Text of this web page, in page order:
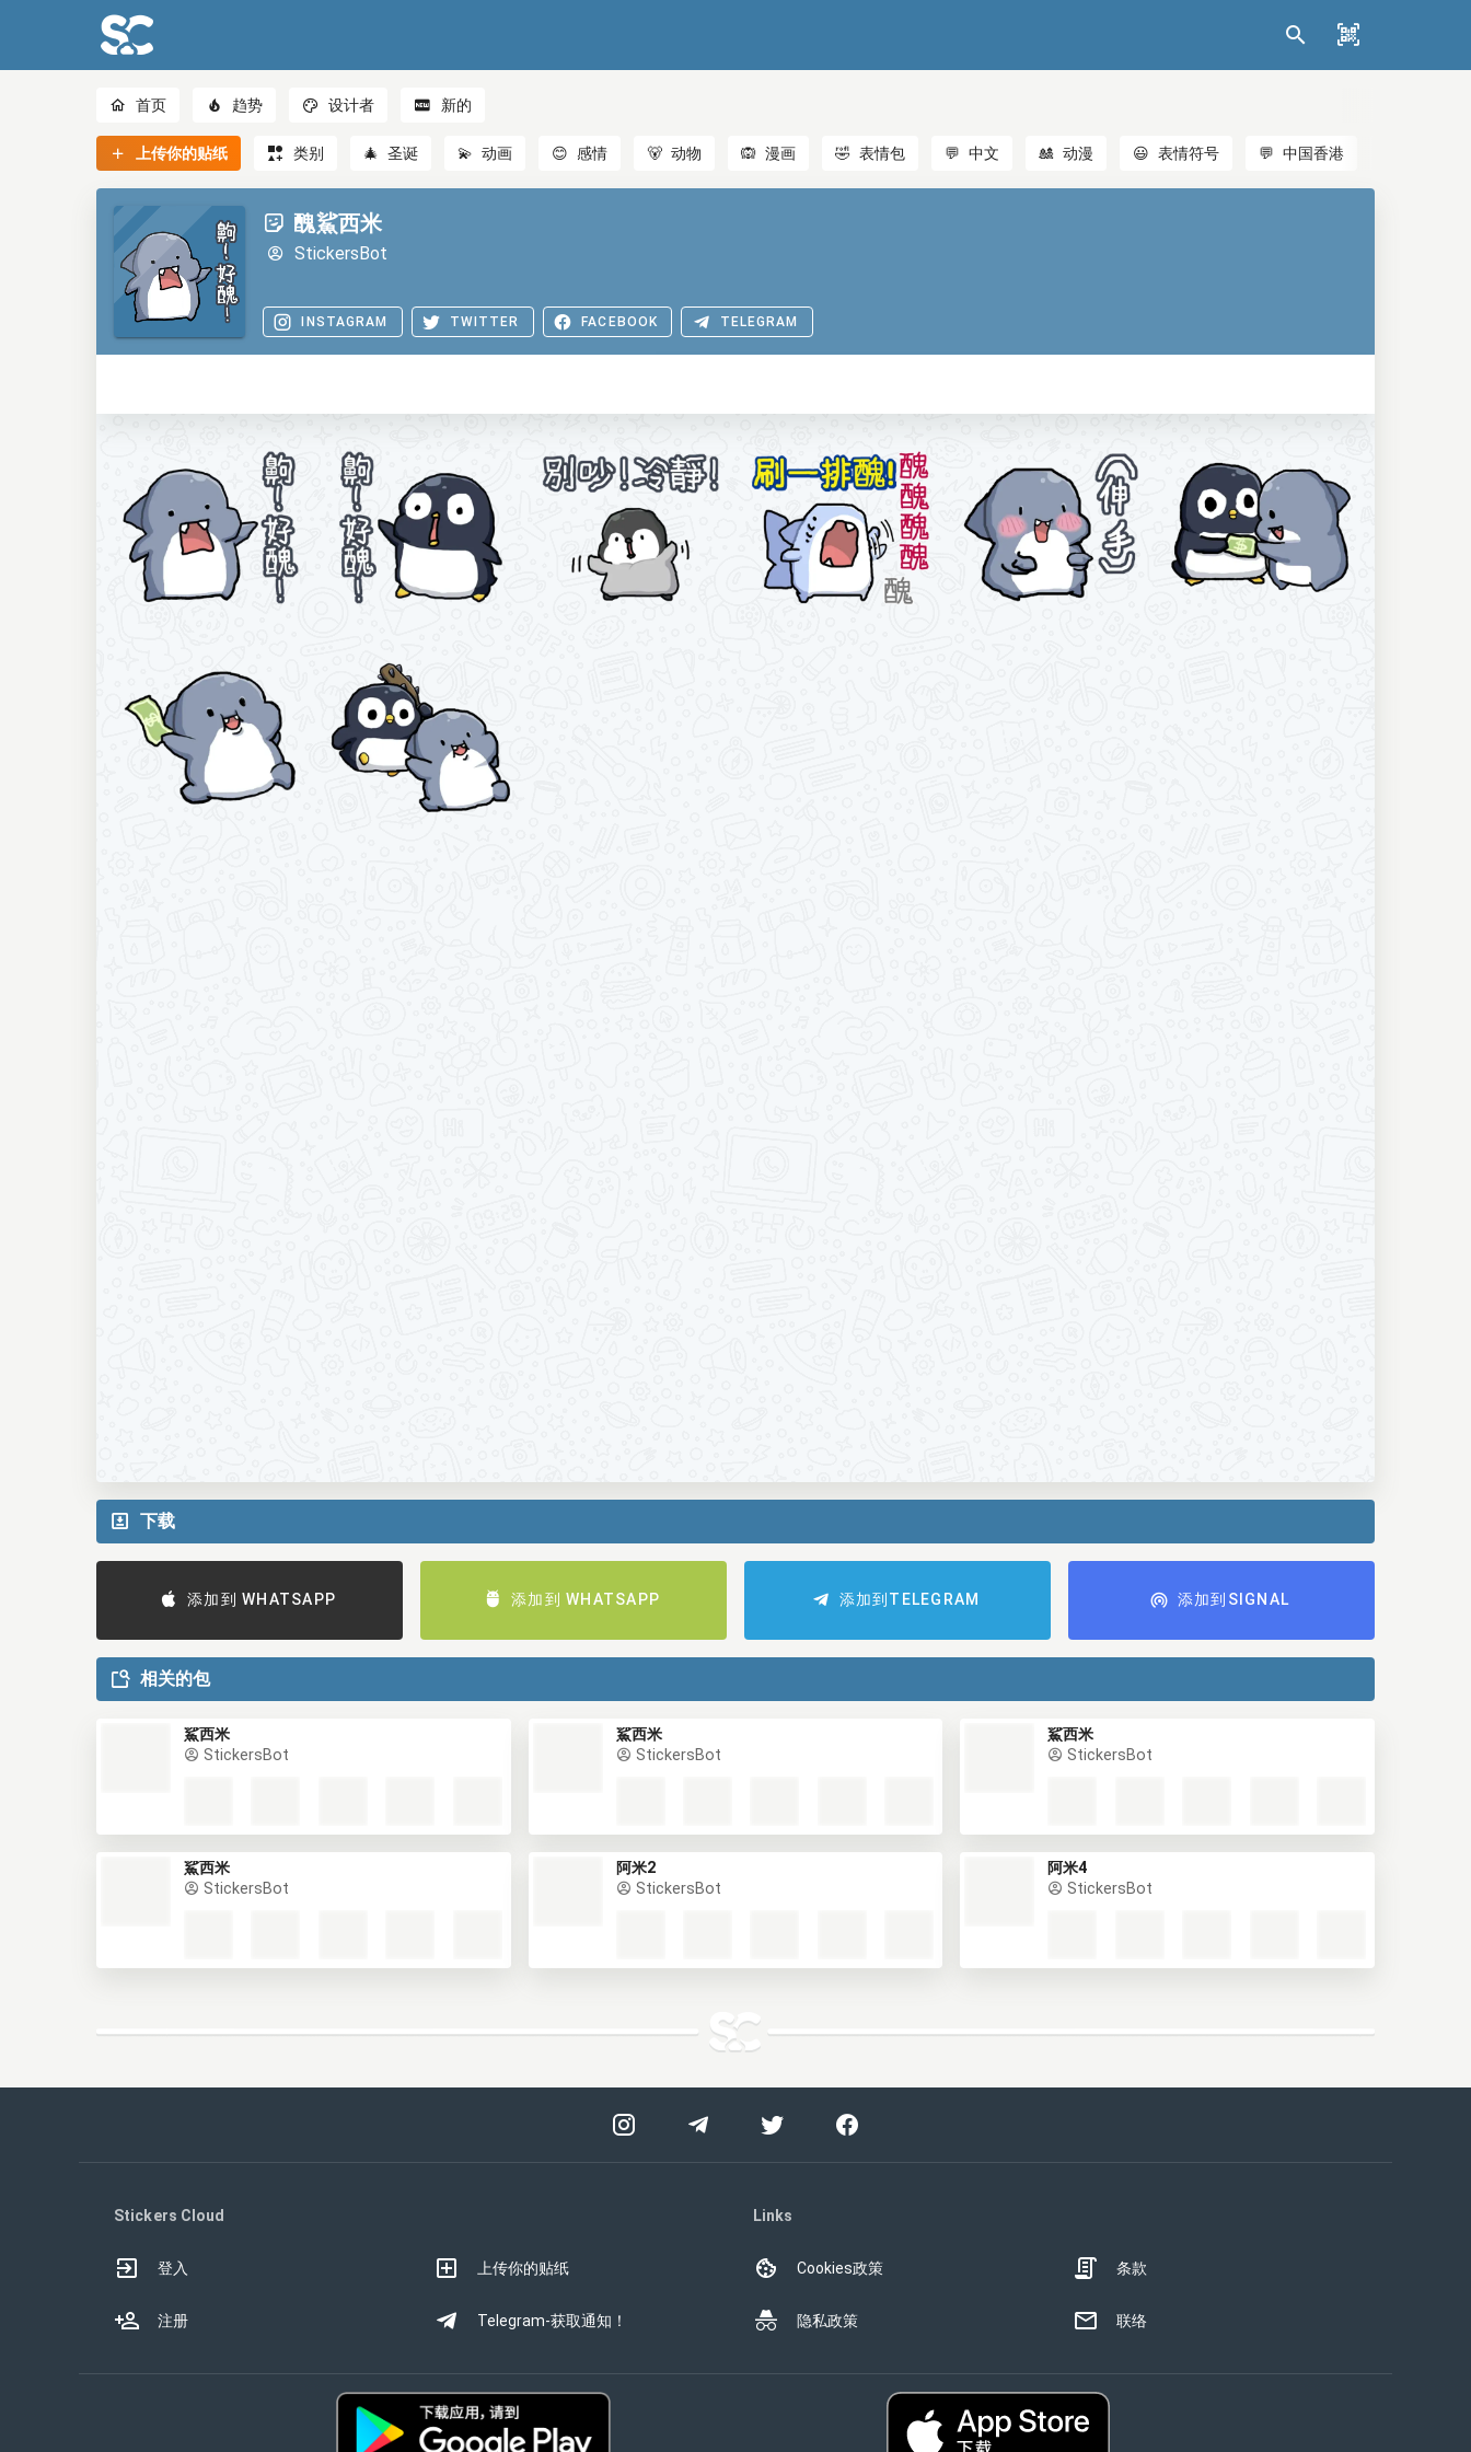
首页 趋势 设计者 新的
上传你的贴纸 类别 🎄 圣诞 💫 动画 😊 感情 🐻 动物 🙉 漫画 🤣 表情包 💬 中文 🎎 动漫 😃 表情符号 💬 中国香港
醜鯊西米
StickersBot
INSTAGRAM TWITTER FACEBOOK TELEGRAM
下载
添加到 WHATSAPP 添加到 WHATSAPP 添加到TELEGRAM 添加到SIGNAL
相关的包
鯊西米
StickersBot
鯊西米
StickersBot
鯊西米
StickersBot
鯊西米
StickersBot
阿米2
StickersBot
阿米4
StickersBot
Stickers Cloud
登入
注册
上传你的贴纸
Telegram-获取通知！
Links
Cookies政策
隐私政策
条款
联络